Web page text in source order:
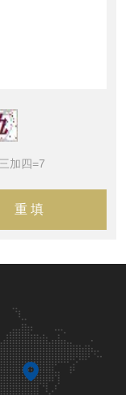
加四=7